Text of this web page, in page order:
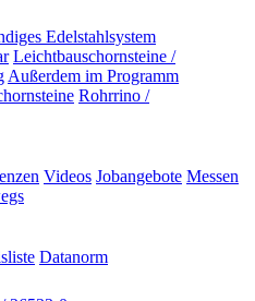
Edelstahlsystem
Leichtbauschornsteine /
Außerdem im Programm
Rohrrino /
Videos Jobangebote Messen
Datanorm